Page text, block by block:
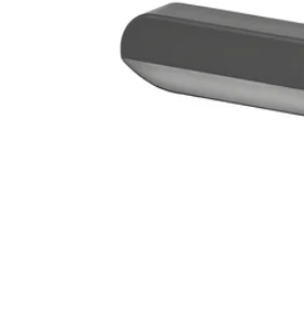
Image zoomed out,